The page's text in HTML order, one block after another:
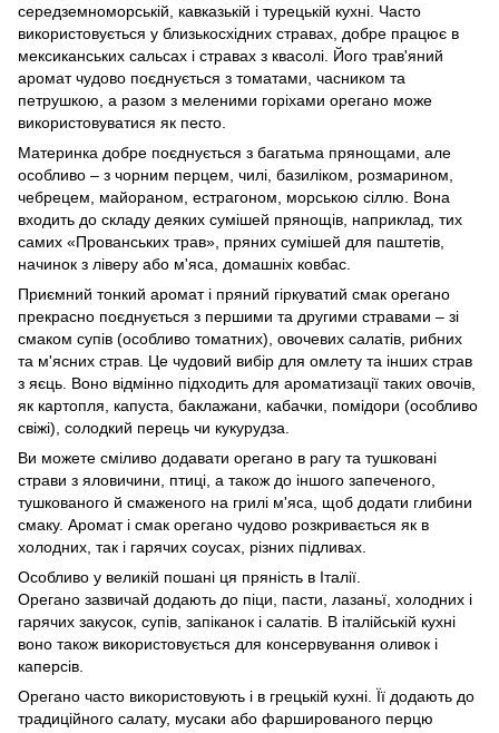
середземноморській, кавказькій і турецькій кухні. Часто
використовується у близькосхідних стравах, добре працює в
мексиканських сальсах і стравах з квасолі. Його трав'яний
аромат чудово поєднується з томатами, часником та
петрушкою, а разом з меленими горіхами орегано може
використовуватися як песто.
Материнка добре поєднується з багатьма прянощами, але
особливо – з чорним перцем, чилі, базиліком, розмарином,
чебрецем, майораном, естрагоном, морською сіллю. Вона
входить до складу деяких сумішей прянощів, наприклад, тих
самих «Прованських трав», пряних сумішей для паштетів,
начинок з ліверу або м'яса, домашніх ковбас.
Приємний тонкий аромат і пряний гіркуватий смак орегано
прекрасно поєднується з першими та другими стравами – зі
смаком супів (особливо томатних), овочевих салатів, рибних
та м'ясних страв. Це чудовий вибір для омлету та інших страв
з яєць. Воно відмінно підходить для ароматизації таких овочів,
як картопля, капуста, баклажани, кабачки, помідори (особливо
свіжі), солодкий перець чи кукурудза.
Ви можете сміливо додавати орегано в рагу та тушковані
страви з яловичини, птиці, а також до іншого запеченого,
тушкованого й смаженого на грилі м'яса, щоб додати глибини
смаку. Аромат і смак орегано чудово розкривається як в
холодних, так і гарячих соусах, різних підливах.
Особливо у великій пошані ця пряність в Італії.
Орегано зазвичай додають до піци, пасти, лазаньї, холодних і
гарячих закусок, супів, запіканок і салатів. В італійській кухні
воно також використовується для консервування оливок і
каперсів.
Орегано часто використовують і в грецькій кухні. Її додають до
традиційного салату, мусаки або фаршированого перцю